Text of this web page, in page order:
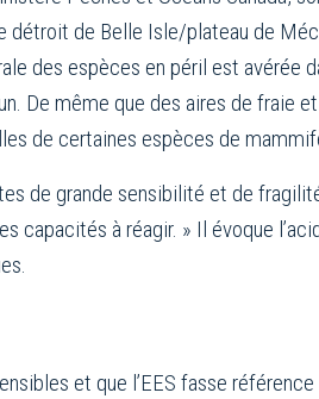
détroit de Belle Isle/plateau de
des espèces en péril est avérée
De même que des aires de fraie
de certaines espèces de
de grande sensibilité et de
capacités à réagir. » Il évoque
et que l’EES fasse